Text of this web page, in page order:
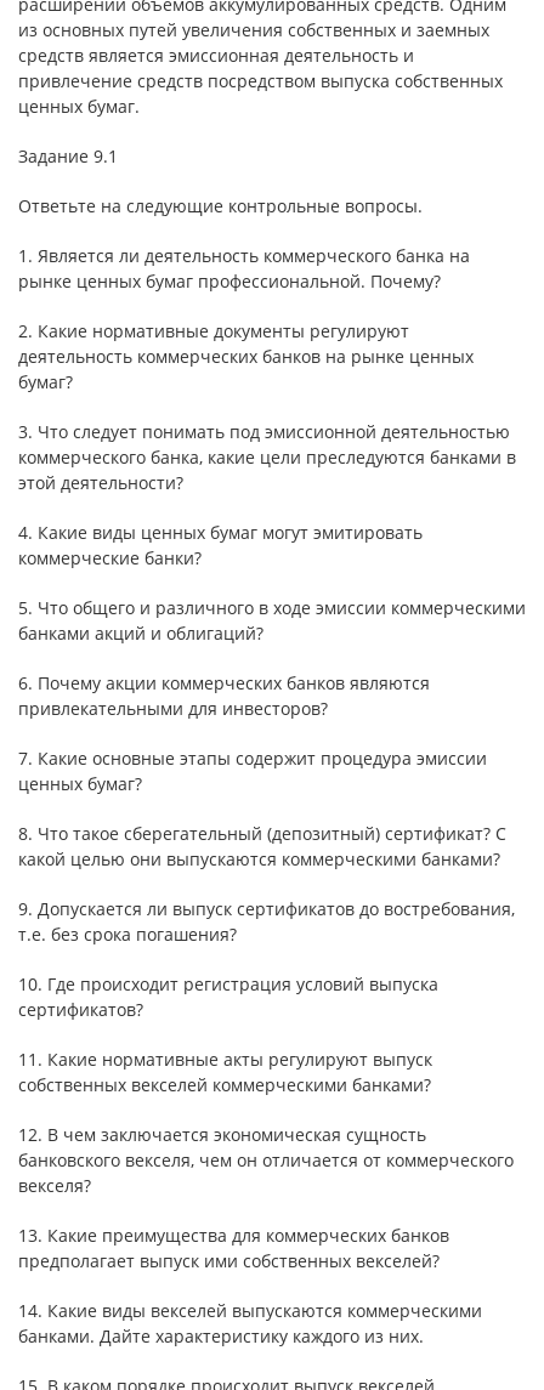
из основных путей увеличения собственных и заемных
средств является эмиссионная деятельность и
привлечение средств посредством выпуска собственных
ценных бумаг.
Задание 9.1
Ответьте на следующие контрольные вопросы.
1. Является ли деятельность коммерческого банка на
рынке ценных бумаг профессиональной. Почему?
2. Какие нормативные документы регулируют
деятельность коммерческих банков на рынке ценных
бумаг?
3. Что следует понимать под эмиссионной деятельностью
коммерческого банка, какие цели преследуются банками в
этой деятельности?
4. Какие виды ценных бумаг могут эмитировать
коммерческие банки?
5. Что общего и различного в ходе эмиссии коммерческими
банками акций и облигаций?
6. Почему акции коммерческих банков являются
привлекательными для инвесторов?
7. Какие основные этапы содержит процедура эмиссии
ценных бумаг?
8. Что такое сберегательный (депозитный) сертификат? С
какой целью они выпускаются коммерческими банками?
9. Допускается ли выпуск сертификатов до востребования,
т.е. без срока погашения?
10. Где происходит регистрация условий выпуска
сертификатов?
11. Какие нормативные акты регулируют выпуск
собственных векселей коммерческими банками?
12. В чем заключается экономическая сущность
банковского векселя, чем он отличается от коммерческого
векселя?
13. Какие преимущества для коммерческих банков
предполагает выпуск ими собственных векселей?
14. Какие виды векселей выпускаются коммерческими
банками. Дайте характеристику каждого из них.